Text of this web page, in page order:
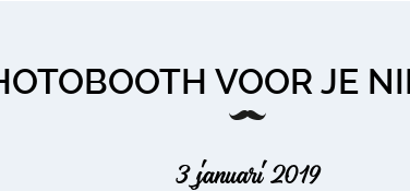
VOOR JE
3 januari 2019